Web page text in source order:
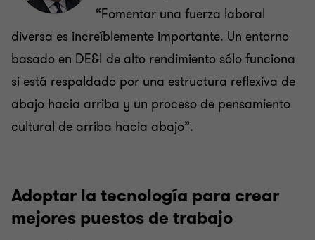
“Fomentar una fuerza laboral
diversa es increíblemente importante. Un entorno
basado en DE&I de alto rendimiento sólo funciona
si está respaldado por una estructura reflexiva de
abajo hacia arriba y un proceso de pensamiento
cultural de arriba hacia abajo”.
Adoptar la tecnología para crear
mejores puestos de trabajo